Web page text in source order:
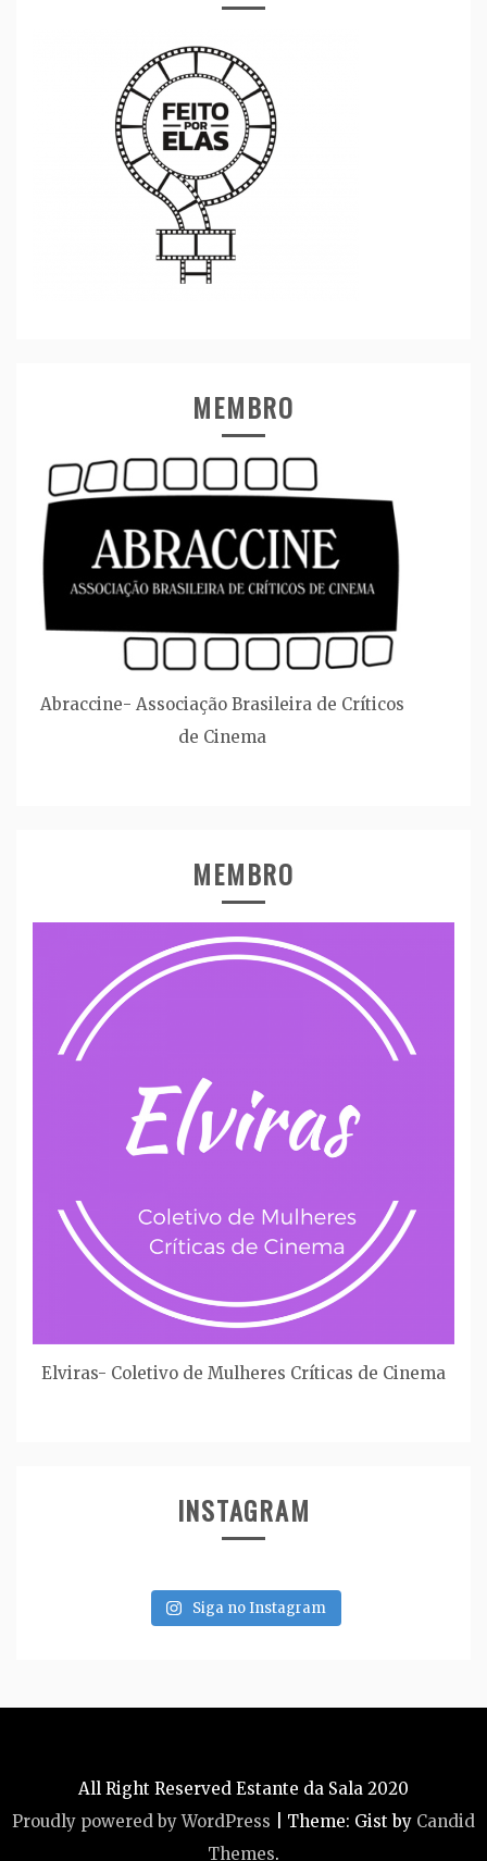
MEMBRO
Abraccine- Associação Brasileira de Críticos
de Cinema
MEMBRO
Elviras- Coletivo de Mulheres Críticas de Cinema
INSTAGRAM
Siga no Instagram
All Right Reserved Estante da Sala 2020
Proudly powered by WordPress
Theme: Gist by Candid
Themes.